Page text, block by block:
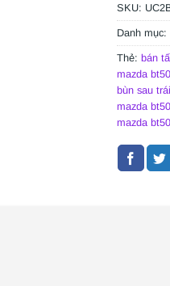
SKU:
Danh mục:
Thẻ: bán
mazda
bùn sau
mazda bt50
mazda bt50